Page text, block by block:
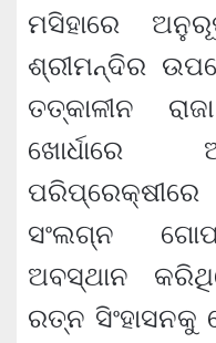
ମସିହାରେ
ଶ୍ରୀମନ୍ଦିର
ତତ୍କାଳୀନ
ଖୋର୍ଧାରେ
ପରିପ୍ରେକ୍ଷୀରେ
ସଂଲଗ୍ନ
ଅବସ୍ଥାନ
ରତ୍ନ